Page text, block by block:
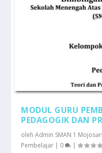
MODUL GURU
PEDAGOGIK DAN
olehAdmin SMAN 1 Mojosari
Pembelajar | 0 |